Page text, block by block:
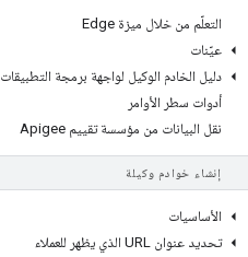
التعلّم من خلال ميزة Edge
عيّنات
دليل الخادم الوكيل لواجهة برمجة التطبيقات
أدوات سطر الأوامر
نقل البيانات من مؤسسة تقييم Apigee
إنشاء خوادم وكيلة
الأساسيات
تحديد عنوان URL الذي يظهر للعملاء